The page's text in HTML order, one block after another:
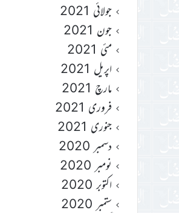
جولائی 2021
جون 2021
مئی 2021
اپریل 2021
مارچ 2021
فروری 2021
جنوری 2021
دسمبر 2020
نومبر 2020
اکتوبر 2020
ستمبر 2020